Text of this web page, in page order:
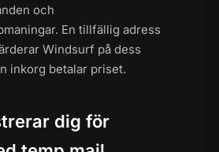
och
En tillfällig adress
Windsurf på dess
inkorg betalar priset.
dig för